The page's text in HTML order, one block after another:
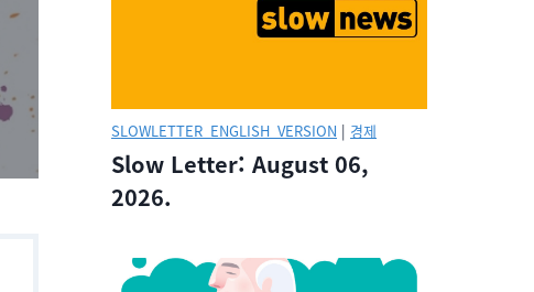
SLOWLETTER_ENGLISH_VERSION | 경제
Slow Letter: August 06,
2026.